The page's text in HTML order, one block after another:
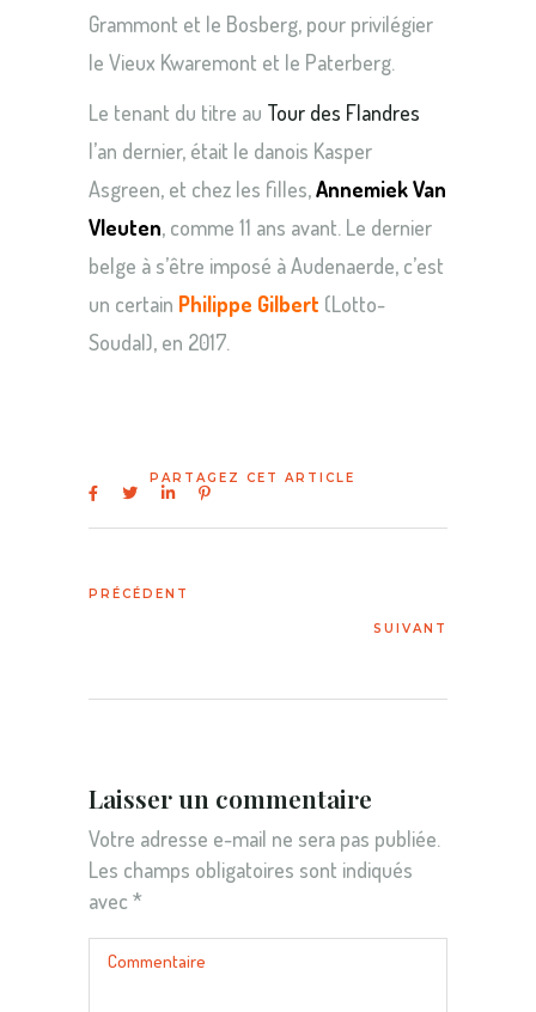
Grammont et le Bosberg, pour privilégier
le Vieux Kwaremont et le Paterberg.
Le tenant du titre au Tour des Flandres
l’an dernier, était le danois Kasper
Asgreen, et chez les filles,Annemiek Van
Vleuten, comme 11 ans avant. Le dernier
belge à s’être imposé à Audenaerde, c’est
un certain Philippe Gilbert (Lotto-
Soudal), en 2017.
Laisser un commentaire
Votre adresse e-mail ne sera pas publiée.
Les champs obligatoires sont indiqués
avec*